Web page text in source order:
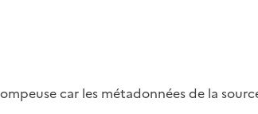
car les métadonnées de la